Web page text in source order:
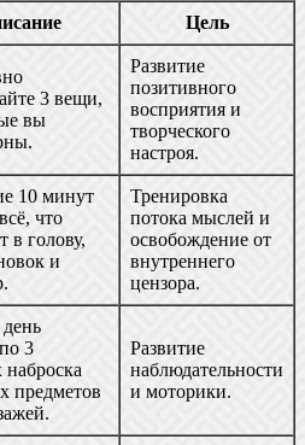
Цель
3 вещи,
вы
Развитие
позитивного
восприятия и
творческого
настроя.
10 минут
что
в голову,
и
Тренировка
потока мыслей и
освобождение от
внутреннего
цензора.
3
предметов
Развитие
наблюдательности
и моторики.